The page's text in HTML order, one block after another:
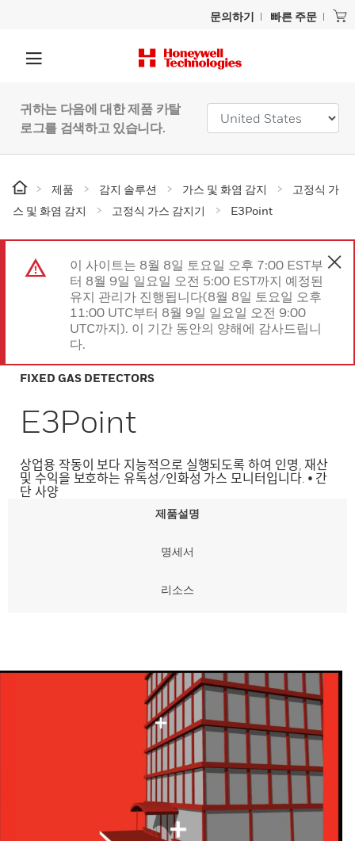
문의하기 빠른 주문
귀하는 다음에 대한 제품 카탈
로그를 검색하고 있습니다.
제품 감지 솔루션 가스 및 화염 감지
고정식 가
스 및 화염 감지
고정식 가스 감지기 E3Point
이 사이트는 8월 8일 토요일 오후 7:00 EST부
터 8월 9일 일요일 오전 5:00 EST까지 예정된
유지 관리가 진행됩니다(8월 8일 토요일 오후
11:00 UTC부터 8월 9일 일요일 오전 9:00
UTC까지). 이 기간 동안의 양해에 감사드립니
다.
FIXED GAS DETECTORS
E3Point
상업용 작동이 보다 지능적으로 실행되도록 하여 인명, 재산
및 수익을 보호하는 유독성/인화성 가스 모니터입니다. • 간
단 사양
제품설명
명세서
리소스